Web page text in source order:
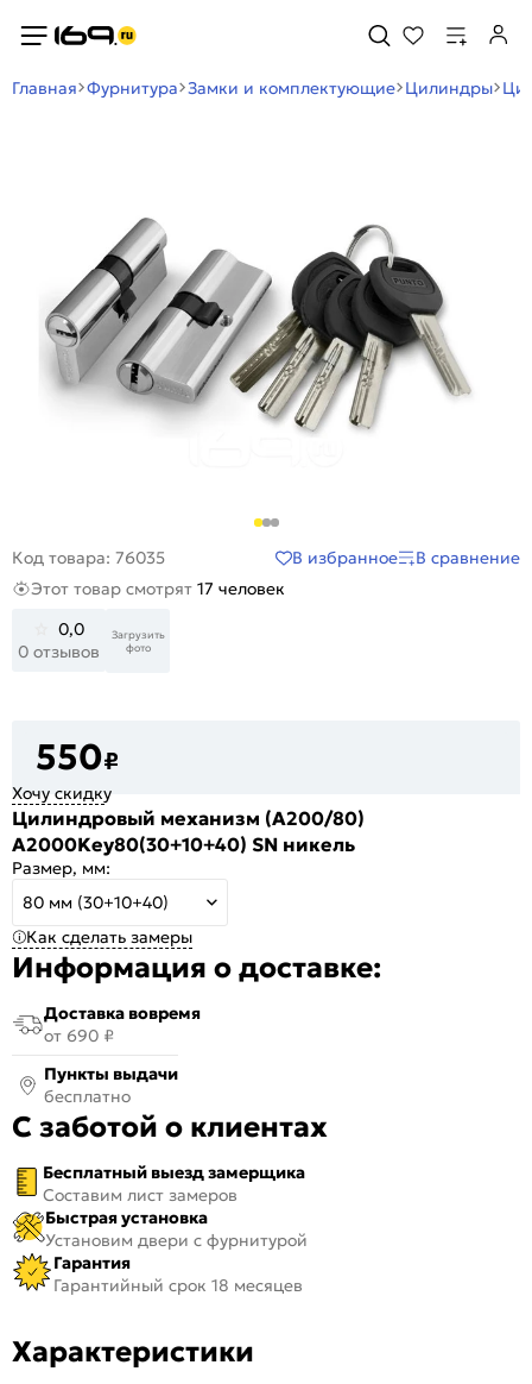
Главная Фурнитура Замки и комплектующие Цилиндры
Код товара: 76035 В избранное
В сравнение
Этот товар смотрят 17 человек
0,0
0 отзывов
Загрузить
фото
550₽
Хочу скидку
Цилиндровый механизм (A200/80)
A2000Key80(30+10+40) SN никель
Размер, мм:
80 мм (30+10+40)
Как сделать замеры
Информация о доставке:
Доставка вовремя
от 690 ₽
Пункты выдачи
бесплатно
С заботой о клиентах
Бесплатный выезд замерщика
Составим лист замеров
Быстрая установка
Установим двери с фурнитурой
Гарантия
Гарантийный срок 18 месяцев
Характеристики